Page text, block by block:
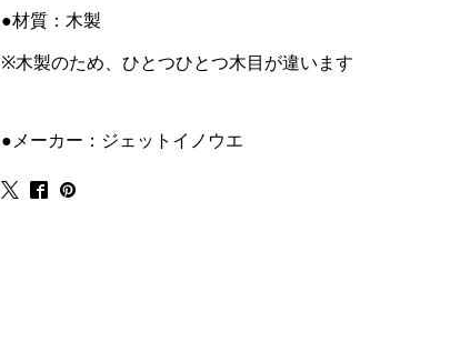
●材質：木製
※木製のため、ひとつひとつ木目が違います
●メーカー：ジェットイノウエ